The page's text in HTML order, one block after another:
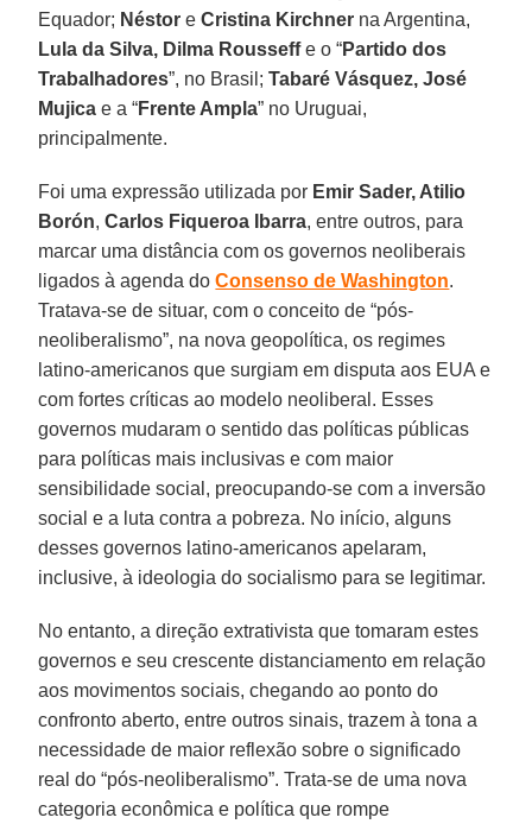
Equador; Néstor eCristina Kirchner na Argentina,
Lula da Silva, Dilma Rousseffe o “Partido dos
Trabalhadores”, no Brasil;Tabaré Vásquez, José
Mujica e a “Frente Ampla” no Uruguai,
principalmente.
Foi uma expressão utilizada por Emir Sader, Atilio
Borón,Carlos Fiqueroa Ibarra, entre outros, para
marcar uma distância com os governos neoliberais
ligados à agenda doConsenso de Washington.
Tratava-se de situar, com o conceito de “pós-
neoliberalismo”, na nova geopolítica, os regimes
latino-americanos que surgiam em disputa aos EUA e
com fortes críticas ao modelo neoliberal. Esses
governos mudaram o sentido das políticas públicas
para políticas mais inclusivas e com maior
sensibilidade social, preocupando-se com a inversão
social e a luta contra a pobreza. No início, alguns
desses governos latino-americanos apelaram,
inclusive, à ideologia do socialismo para se legitimar.
No entanto, a direção extrativista que tomaram estes
governos e seu crescente distanciamento em relação
aos movimentos sociais, chegando ao ponto do
confronto aberto, entre outros sinais, trazem à tona a
necessidade de maior reflexão sobre o significado
real do “pós-neoliberalismo”. Trata-se de uma nova
categoria econômica e política que rompe